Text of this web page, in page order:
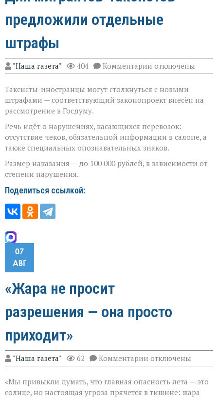
предложили отдельные
штрафы
"Наша газета" 404 Комментарии к
записи
мигрантов-
таксистов
штрафы
отключены
Таксисты-иностранцы могут столкнуться с новыми
штрафами — соответствующий законопроект внесён на
рассмотрение в Госдуму.
Речь идёт о нарушениях, касающихся перевозок:
отсутствие чеков, обязательной информации в салоне, а
также специальных опознавательных знаков.
Размер наказания — до 100 000 рублей, в зависимости от
степени нарушения.
Поделиться ссылкой:
07
АВГ
«Жара не просит
разрешения — она просто
приходит»
"Наша газета" 62 Комментарии к
записи
не
просит
отключены
«Мы привыкли думать, что главная опасность лета — это
солнце, но настоящая угроза прячется в тишине: жара